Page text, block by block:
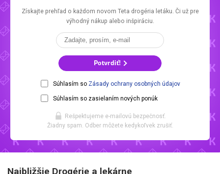
Získajte prehľad o každom novom Teta drogéria letáku. Či už pre
výhodný nákup alebo inšpiráciu.
Potvrdiť!
Súhlasím so Zásady ochrany osobných údajov
Súhlasím so zasielaním nových ponúk
Rešpektujeme e-mailovú bezpečnosť.
Žiadny spam. Odber môžete kedykoľvek zrušiť.
Najbližšie Drogérie a lekárne